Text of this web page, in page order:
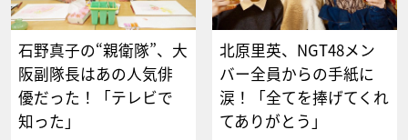
石野真子の“親衛隊”、大
阪副隊長はあの人気俳
優だった！「テレビで
知った」
北原里英、NGT48メン
バー全員からの手紙に
涙！「全てを捧げてくれ
てありがとう」